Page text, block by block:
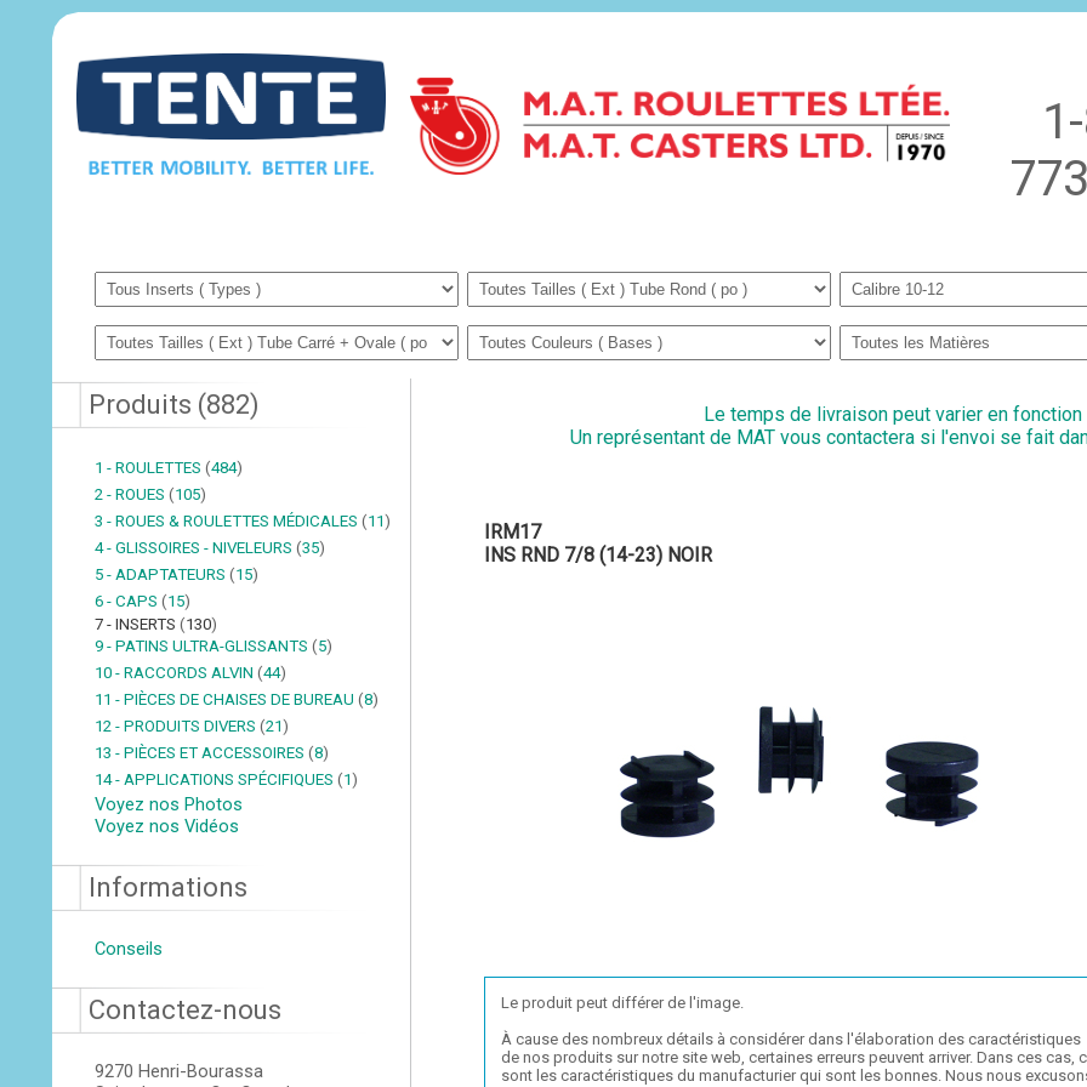
Produits (882)
1 - ROULETTES (484)
2 - ROUES (105)
3 - ROUES & ROULETTES MÉDICALES (11)
4 - GLISSOIRES - NIVELEURS (35)
5 - ADAPTATEURS (15)
6 - CAPS (15)
7 - INSERTS (130)
9 - PATINS ULTRA-GLISSANTS (5)
10 - RACCORDS ALVIN (44)
11 - PIÈCES DE CHAISES DE BUREAU (8)
12 - PRODUITS DIVERS (21)
13 - PIÈCES ET ACCESSOIRES (8)
14 - APPLICATIONS SPÉCIFIQUES (1)
Voyez nos Photos
Voyez nos Vidéos
Informations
Conseils
Contactez-nous
9270 Henri-Bourassa
Le temps de livraison peut varier en
Un représentant de MAT vous contactera si l'envoi se fait
IRM17
INS RND 7/8 (14-23) NOIR
Le produit peut différer de l'image.
À cause des nombreux détails à considérer dans l'élaboration des caractéristiques
de nos produits sur notre site web, certaines erreurs peuvent arriver. Dans ces cas,
sont les caractéristiques du manufacturier qui sont les bonnes. Nous nous